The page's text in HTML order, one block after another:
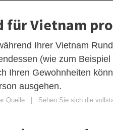
für Vietnam pro
Ihrer Vietnam
(wie zum
Ihren Gewohnheiten
ausgehen.
Quelle | Sehen Sie sich die